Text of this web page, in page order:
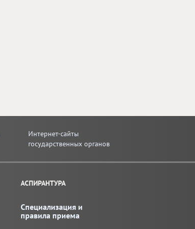
Интернет-сайты
государственных органов
АСПИРАНТУРА
Специализация и
правила приема